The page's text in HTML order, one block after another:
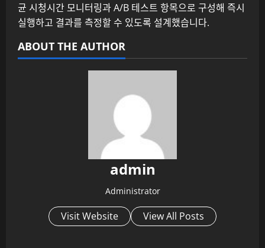
균 시청시간 모니터링과 A/B 테스트 항목으로 구성해 즉시
실행하고 결과를 측정할 수 있도록 설계했습니다.
ABOUT THE AUTHOR
admin
Administrator
Visit Website View All Posts